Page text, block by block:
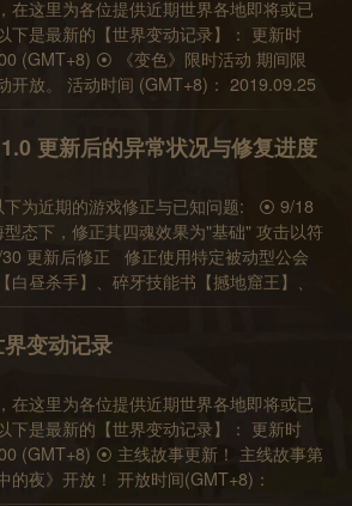
使用期间：09/30 05:00~10/07 05:00
雪莉SP、杰罗姆、卡努拉(突变鳄霸) 可
14 05:00 (GMT+8) ⦿ 游戏内容更新
为死亡后将会留在玩家身上。 部分探索装
次更新时间： 2019.10.09 12:00 (GMT+8)
记为1/2/3 层对象时，都视为一次攻击。
分关卡，可能因为无法应用4 魂技能而较
相关关卡的敌人修正为只能被3 魂或4 魂
修正 泉SP 晦型态下，修正其四魂效果
叙述说明。 ⦿ 8/30 更新后修正 修正使
，如黯月技能书【白昼杀手】、碎牙技能
技能书【真人】、刃技能书【迷彩先
法结算的异常问题。 ⦿ 8/29 更新后修正
增的探索物品，可能在结算后消失的异常
影响的玩家，并于一周内进行损失道具的
知问题 进入部分挑战或探索关卡时，
时间。 部分关卡像是C15-8, C16-2,
绝级关卡，可能会在Android 装置发生战
。 部分角色像雪莉、罗杰技能书与丽莎技
挑战关卡《英雄内战(二)》新关卡数值
动关卡异常 ⦿ 8/15 17:00 更新后修正 修
常问题 ⦿ 补充8/14 更新后修正 调整本周
对"攻击效果" 增加50% 以符合其技能效果
在这里为各位提供近期世界各地即将或已
下是最新的【世界变动记录】： 更新时
(GMT+8) ⦿ 《变色》限时活动 期间限
开放。 活动时间 (GMT+8)： 2019.09.25
⦿ 挑战关卡《英雄内战(二)》新关卡开
：2019.09.25 12:00 开放英雄内战(二)
境试炼免费英雄更新 1. 免费角色：雷萨、
莉卡 可使用期间：09/23 05:00~09/30
角色：荷丝缇雅(絮语花音)、黯月、雷尔
05:00~10/07 05:00 (GMT+8) 预计下次更
(GMT+8)
更新后的异常状况与修复进度
下为近期的游戏修正与已知问题: ⦿ 9/18
态下，修正其四魂效果为"基础" 攻击以符
更新后修正 修正使用特定被动型公会
昼杀手】、碎牙技能书【撼地窟王】、
刃技能书【迷彩先锋】、安洁莉亚技能书
体技能书【超载模组】，可能导致关卡无
⦿ 8/29 更新后修正 修正携带本次更新后
结算后消失的异常问题。系统将会调查
周内进行损失道具的补发。 ⦿ 8/28 更新
战或探索关卡时，可能需要更长的
卡像是C15-8, C16-2, C16-10, 玛莉亚的旅
Android 装置发生战斗后无法正常结算问
界变动记录
在这里为各位提供近期世界各地即将或已
下是最新的【世界变动记录】： 更新时
(GMT+8) ⦿ 主线故事更新！ 主线故事第
的夜》开放！ 开放时间(GMT+8)：